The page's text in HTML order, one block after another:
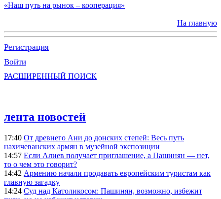
«Наш путь на рынок – кооперация»
На главную
Регистрация
Войти
РАСШИРЕННЫЙ ПОИСК
лента новостей
17:40 От древнего Ани до донских степей: Весь путь
нахичеванских армян в музейной экспозиции
14:57 Если Алиев получает приглашение, а Пашинян — нет,
то о чем это говорит?
14:42 Армению начали продавать европейским туристам как
главную загадку
14:24 Суд над Католикосом: Пашинян, возможно, избежит